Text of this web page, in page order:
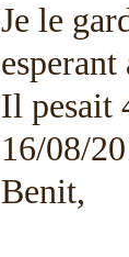
Je le
Il pesait
16/08/
Benit,